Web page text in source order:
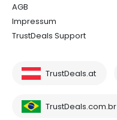
AGB
Impressum
TrustDeals Support
TrustDeals.at
TrustDeals.com.br